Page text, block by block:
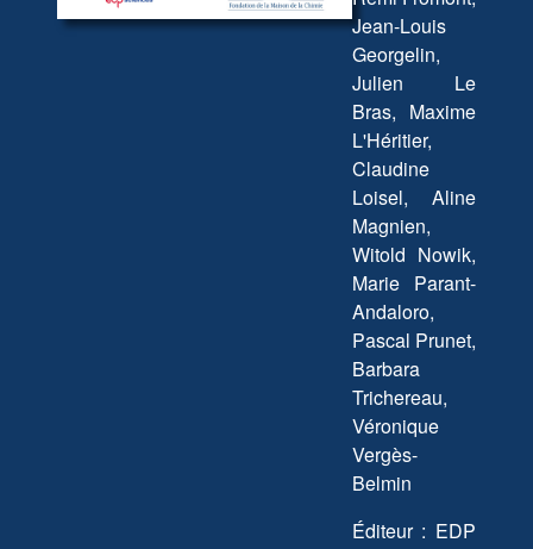
Jean-Louis
Georgelin,
Julien Le
Bras, Maxime
L'Héritier,
Claudine
Loisel, Aline
Magnien,
Witold Nowik,
Marie Parant-
Andaloro,
Pascal Prunet,
Barbara
Trichereau,
Véronique
Vergès-
Belmin
Éditeur : EDP